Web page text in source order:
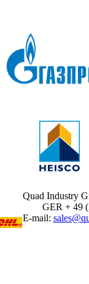
Quad Industry
GER + 49
E-mail: